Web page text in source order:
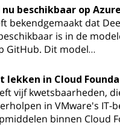
nu beschikbaar op
bekendgemaakt dat
is in de
GitHub. Dit model…
lekken in Cloud
vijf kwetsbaarheden,
in VMware's IT-
binnen Cloud